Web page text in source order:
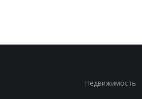
Недвижимость